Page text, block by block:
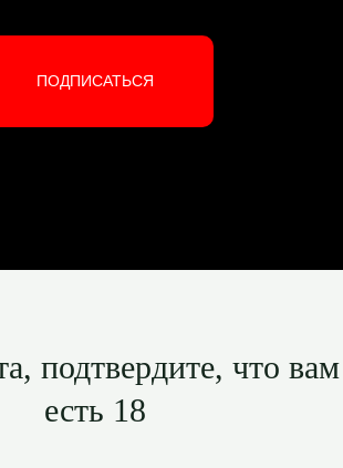
ПОДПИСАТЬСЯ
подтвердите, что вам
есть 18